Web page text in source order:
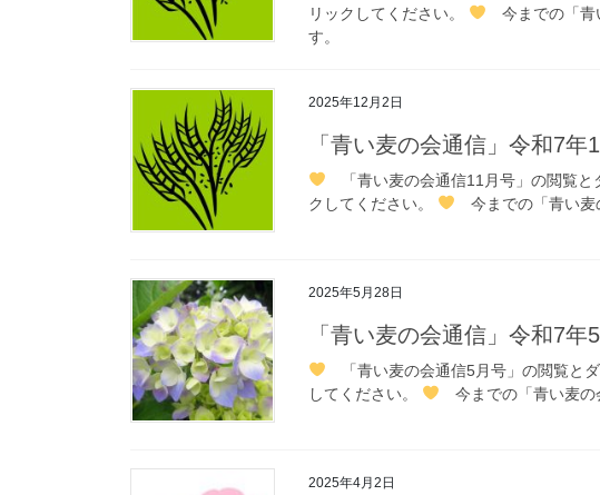
リックしてください。
今までの「青
す。
2025年12月2日
「青い麦の会通信」令和7
「青い麦の会通信11月号」の閲覧と
クしてください。
今までの「青い麦
2025年5月28日
「青い麦の会通信」令和7
「青い麦の会通信5月号」の閲覧と
してください。
今までの「青い麦の
2025年4月2日